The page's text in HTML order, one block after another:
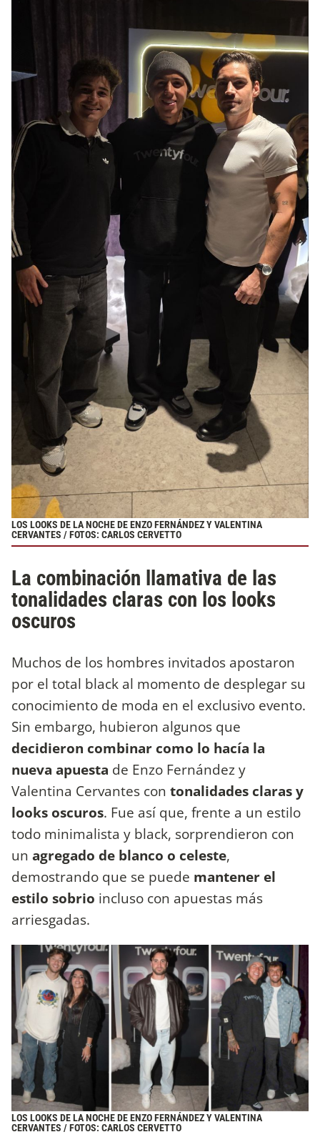
LOS LOOKS DE LA NOCHE DE ENZO FERNÁNDEZ Y VALENTINA
CERVANTES / FOTOS: CARLOS CERVETTO
La combinación llamativa de las
tonalidades claras con los looks
oscuros
Muchos de los hombres invitados apostaron
por el total black al momento de desplegar su
conocimiento de moda en el exclusivo evento.
Sin embargo, hubieron algunos que
decidieron combinar como lo hacía la
nueva apuesta de Enzo Fernández y
Valentina Cervantes con tonalidades claras y
looks oscuros. Fue así que, frente a un estilo
todo minimalista y black, sorprendieron con
un agregado de blanco o celeste,
demostrando que se puede mantener el
estilo sobrio incluso con apuestas más
arriesgadas.
LOS LOOKS DE LA NOCHE DE ENZO FERNÁNDEZ Y VALENTINA
CERVANTES / FOTOS: CARLOS CERVETTO